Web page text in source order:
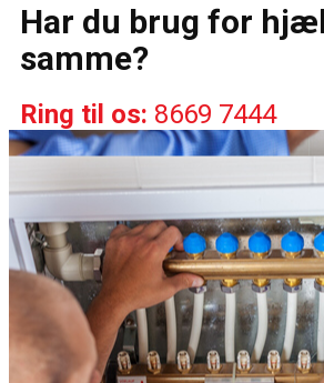
Har du brug for
samme?
Ring til os: 8669 7444